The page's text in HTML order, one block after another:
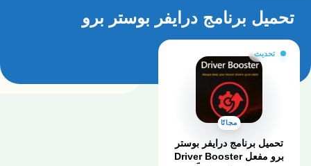
تحميل برنامج درايفر بوستر برو
تحديث
مجانًا
تحميل برنامج درايفر بوستر
برو مفعل Driver Booster